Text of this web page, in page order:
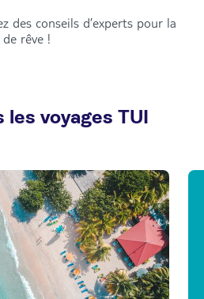
des conseils d’experts pour la
rêve !
voyages TUI